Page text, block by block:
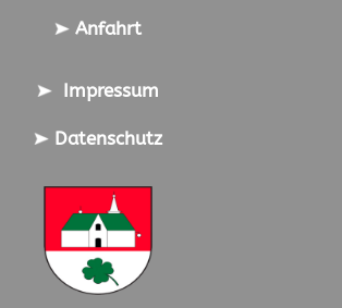
Anfahrt
Impressum
Datenschutz